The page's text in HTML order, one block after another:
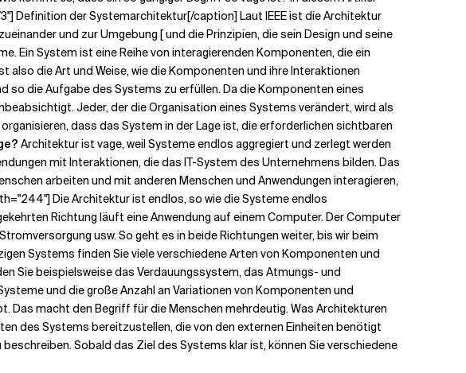
Definition der Systemarchitektur[/caption] Laut IEEE ist die Architektur
und zur Umgebung [ und die Prinzipien, die sein Design und seine
Ein System ist eine Reihe von interagierenden Komponenten, die ein
die Art und Weise, wie die Komponenten und ihre Interaktionen
die Aufgabe des Systems zu erfüllen. Da die Komponenten eines
Jeder, der die Organisation eines Systems verändert, wird als
dass das System in der Lage ist, die erforderlichen sichtbaren
Architektur ist vage, weil Systeme endlos aggregiert und zerlegt werden
mit Interaktionen, die das IT-System des Unternehmens bilden. Das
arbeiten und mit anderen Menschen und Anwendungen interagieren,
Die Architektur ist endlos, so wie die Systeme endlos
Richtung läuft eine Anwendung auf einem Computer. Der Computer
usw. So geht es in beide Richtungen weiter, bis wir beim
Systems finden Sie viele verschiedene Arten von Komponenten und
Sie beispielsweise das Verdauungssystem, das Atmungs- und
und die große Anzahl an Variationen von Komponenten und
Das macht den Begriff für die Menschen mehrdeutig. Was Architekturen
des Systems bereitzustellen, die von den externen Einheiten benötigt
Sobald das Ziel des Systems klar ist, können Sie verschiedene